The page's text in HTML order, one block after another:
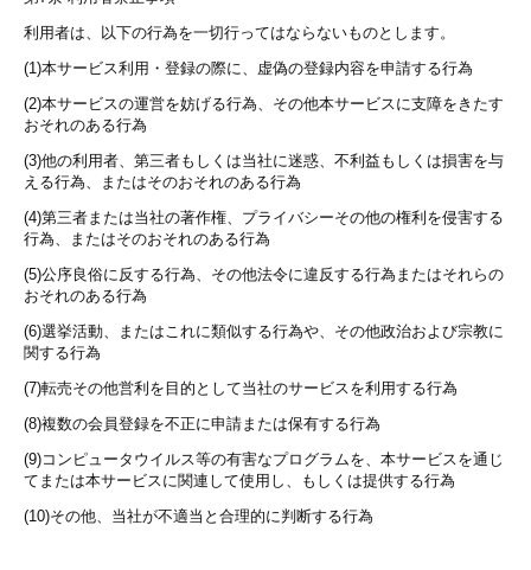
利用者は、以下の行為を一切行ってはならないものとします。
(1)本サービス利用・登録の際に、虚偽の登録内容を申請する行為
(2)本サービスの運営を妨げる行為、その他本サービスに支障をきたす
おそれのある行為
(3)他の利用者、第三者もしくは当社に迷惑、不利益もしくは損害を与
える行為、またはそのおそれのある行為
(4)第三者または当社の著作権、プライバシーその他の権利を侵害する
行為、またはそのおそれのある行為
(5)公序良俗に反する行為、その他法令に違反する行為またはそれらの
おそれのある行為
(6)選挙活動、またはこれに類似する行為や、その他政治および宗教に
関する行為
(7)転売その他営利を目的として当社のサービスを利用する行為
(8)複数の会員登録を不正に申請または保有する行為
(9)コンピュータウイルス等の有害なプログラムを、本サービスを通じ
てまたは本サービスに関連して使用し、もしくは提供する行為
(10)その他、当社が不適当と合理的に判断する行為